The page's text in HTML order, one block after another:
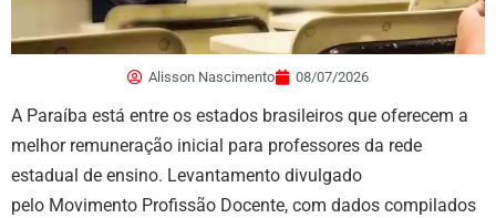
Alisson Nascimento 08/07/2026
A Paraíba está entre os estados brasileiros que oferecem a
melhor remuneração inicial para professores da rede
estadual de ensino. Levantamento divulgado
pelo Movimento Profissão Docente, com dados compilados